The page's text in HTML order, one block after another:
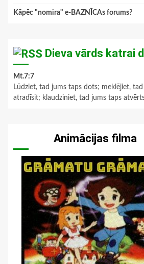
Kāpēc "nomira" e-BAZNĪCAs forums?
Dieva vārds katrai
Mt.7:7
Lūdziet, tad jums taps dots; meklējiet, tad
atradīsit; klaudziniet, tad jums taps
Animācijas filma